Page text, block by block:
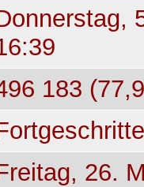
183
26.